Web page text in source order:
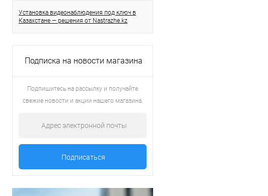
Установка видеонаблюдения под ключ в
Казахстане — решения от Nastrazhe.kz
Подписка на новости магазина
Подпишитесь на рассылку и получайте
свежие новости и акции нашего магазина.